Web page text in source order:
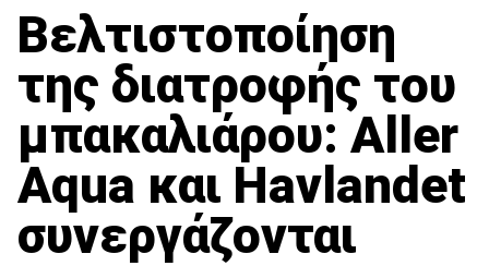
Βελτιστοποίηση
της διατροφής του
μπακαλιάρου: Aller
Aqua και Havlandet
συνεργάζονται